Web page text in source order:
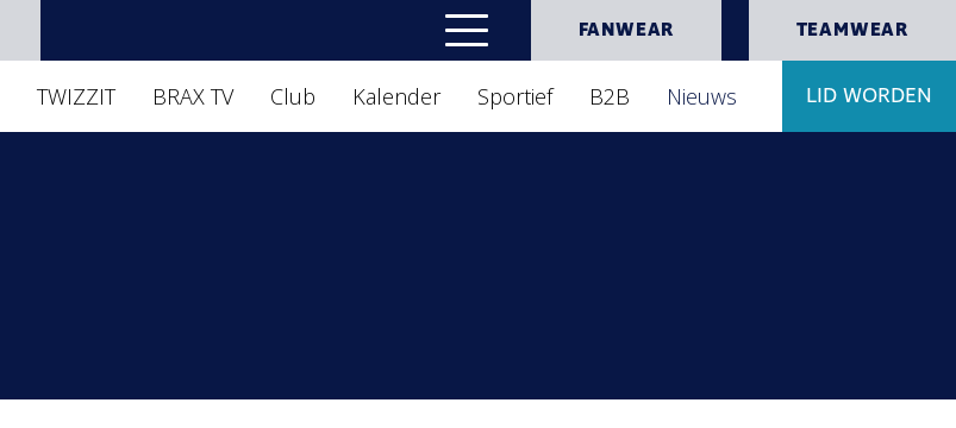
FANWEAR TEAMWEAR
TWIZZIT BRAX TV Club Kalender Sportief B2B Nieuws LID WORDEN